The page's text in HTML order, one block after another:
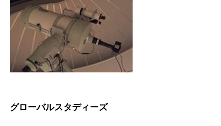
グローバルスタディーズ